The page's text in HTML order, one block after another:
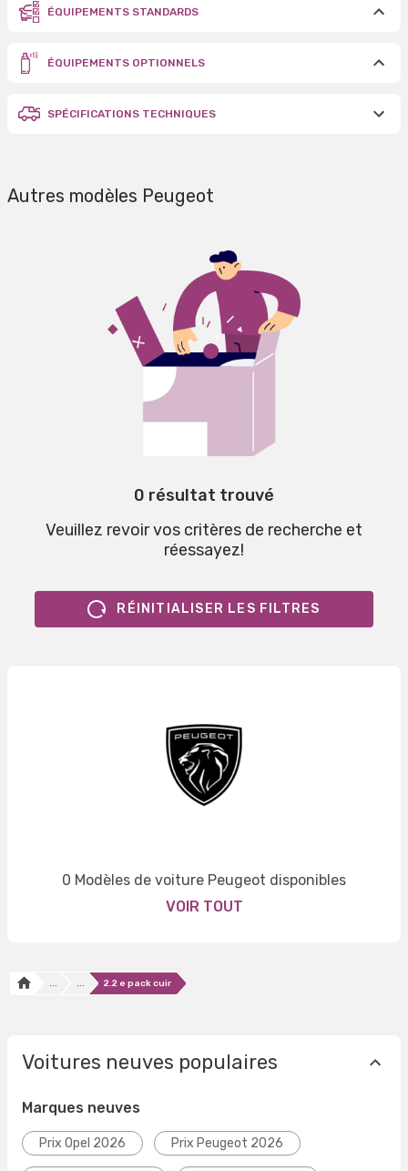
ÉQUIPEMENTS STANDARDS
ÉQUIPEMENTS OPTIONNELS
SPÉCIFICATIONS TECHNIQUES
Autres modèles Peugeot
0 résultat trouvé
Veuillez revoir vos critères de recherche et
réessayez!
RÉINITIALISER LES FILTRES
0 Modèles de voiture Peugeot disponibles
VOIR TOUT
... ... 2.2 e pack cuir
Voitures neuves populaires
Marques neuves
Prix Opel 2026 Prix Peugeot 2026